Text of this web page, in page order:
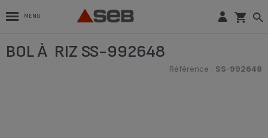
MENU
BOL À RIZ SS-992648
Référence : SS-992648